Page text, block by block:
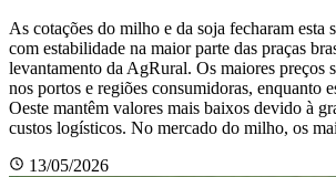
As cotações do milho e da soja fecharam esta
com estabilidade na maior parte das praças
levantamento da AgRural. Os maiores preços
nos portos e regiões consumidoras, enquanto
Oeste mantêm valores mais baixos devido à
custos logísticos. No mercado do milho, os
13/05/2026